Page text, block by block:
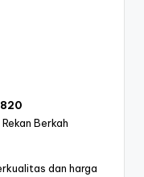
Rekan Berkah
dan harga